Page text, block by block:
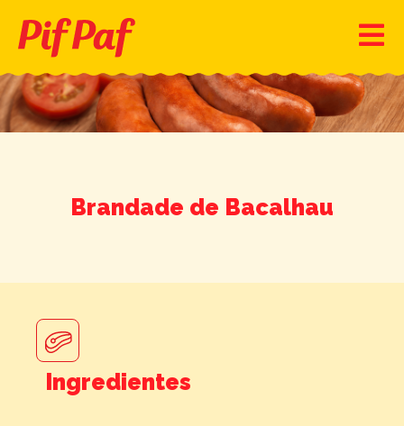
Brandade de Bacalhau
Ingredientes